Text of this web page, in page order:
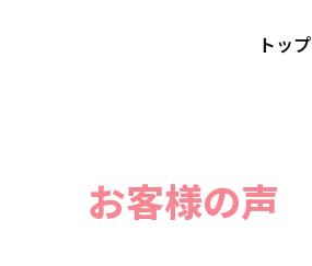
トップ
お客様の声